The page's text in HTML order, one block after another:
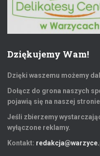
Dziękujemy Wam!
Dzięki waszemu możemy
Dołącz do grona naszych
pojawią się na naszej
Jeśli zbierzemy
wyłączone reklamy.
Kontakt: